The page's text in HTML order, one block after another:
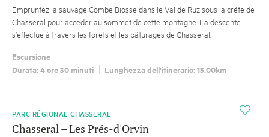
Empruntez la sauvage Combe Biosse dans le Val de Ruz sous la crête de
Chasseral pour accéder au sommet de cette montagne. La descente
s’effectue à travers les forêts et les pâturages de Chasseral.
Escursione
Durata: 4 ore 30 minuti
Lunghezza dell'itinerario: 15.00km
i
PARC RÉGIONAL CHASSERAL
Chasseral – Les Prés-d'Orvin